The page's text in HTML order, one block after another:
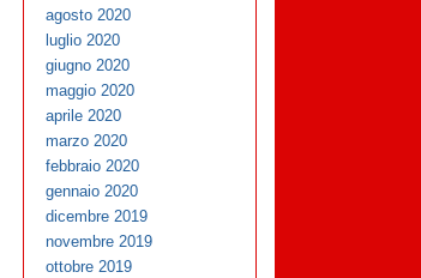
agosto 2020
luglio 2020
giugno 2020
maggio 2020
aprile 2020
marzo 2020
febbraio 2020
gennaio 2020
dicembre 2019
novembre 2019
ottobre 2019